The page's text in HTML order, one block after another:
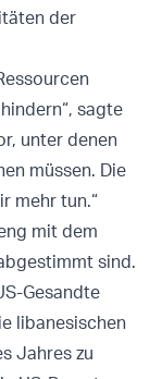
der
sagte
unter denen
müssen. Die
mehr tun.“
mit dem
sind.
Gesandte
libanesischen
Jahres zu